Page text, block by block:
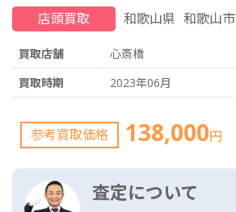
店頭買取 和歌山県 和歌山市
買取店舗
心斎橋
買取時期
2023年06月
参考買取価格 138,000円
査定について